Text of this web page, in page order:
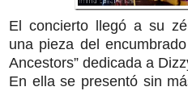
El concierto llegó a su
una pieza del
Ancestors” dedicada a
En ella se presentó sin